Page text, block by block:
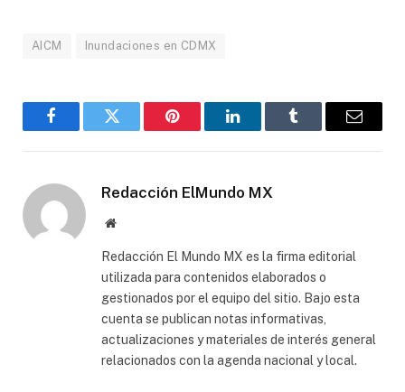
AICM Inundaciones en CDMX
FacebookGorjeo Pinterest LinkedInTumblr
Correo
Redacción ElMundo MX
Sitio
Redacción El Mundo MX es la firma editorial
utilizada para contenidos elaborados o
gestionados por el equipo del sitio. Bajo esta
cuenta se publican notas informativas,
actualizaciones y materiales de interés general
relacionados con la agenda nacional y local.